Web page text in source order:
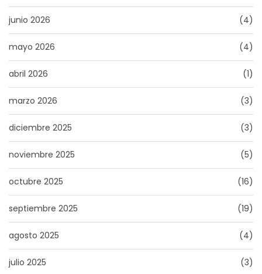
junio 2026 (4)
mayo 2026 (4)
abril 2026 (1)
marzo 2026 (3)
diciembre 2025 (3)
noviembre 2025 (5)
octubre 2025 (16)
septiembre 2025 (19)
agosto 2025 (4)
julio 2025 (3)